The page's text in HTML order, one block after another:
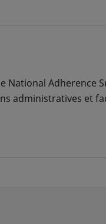
National Adherence
administratives et